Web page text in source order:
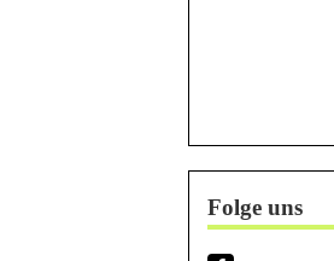
Folge uns